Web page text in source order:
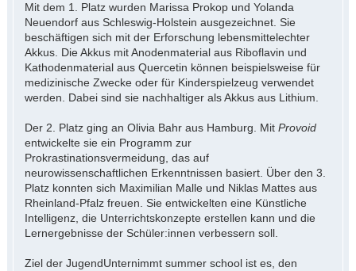
Mit dem 1. Platz wurden Marissa Prokop und Yolanda
Neuendorf aus Schleswig-Holstein ausgezeichnet. Sie
beschäftigen sich mit der Erforschung lebensmittelechter
Akkus. Die Akkus mit Anodenmaterial aus Riboflavin und
Kathodenmaterial aus Quercetin können beispielsweise für
medizinische Zwecke oder für Kinderspielzeug verwendet
werden. Dabei sind sie nachhaltiger als Akkus aus Lithium.
Der 2. Platz ging an Olivia Bahr aus Hamburg. Mit Provoid
entwickelte sie ein Programm zur
Prokrastinationsvermeidung, das auf
neurowissenschaftlichen Erkenntnissen basiert. Über den 3.
Platz konnten sich Maximilian Malle und Niklas Mattes aus
Rheinland-Pfalz freuen. Sie entwickelten eine Künstliche
Intelligenz, die Unterrichtskonzepte erstellen kann und die
Lernergebnisse der Schüler:innen verbessern soll.
Ziel der JugendUnternimmt summer school ist es, den